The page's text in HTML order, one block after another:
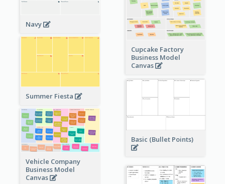
Navy
Cupcake Factory
Business Model
Canvas
Summer Fiesta
Basic (Bullet Points)
Vehicle Company
Business Model
Canvas